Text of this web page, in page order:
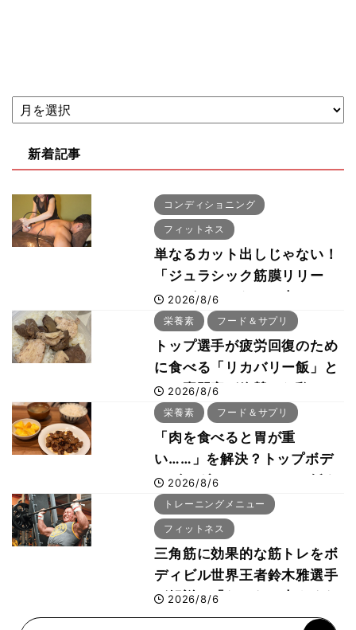
新着記事
コンディショニング
フィットネス
単なるカット出しじゃない！
「ジュラシック筋膜リリー
ス」が口コミだけで大ヒット
した納得の理由 木澤大祐が
解説
2026/8/6
栄養素 フード＆サプリ
トップ選手が疲労回復のため
に食べる「リカバリー飯」と
は？専門家が絶賛した鶏レバ
ー活用法
2026/8/6
栄養素 フード＆サプリ
「肉を食べると胃が重
い……」を解決？トップボデ
ィビルダーのリカバリー飯を
専門家がロジカル解説
2026/8/6
トレーニングメニュー
フィットネス
三角筋に効果的な筋トレをボ
ディビル世界王者鈴木雅選手
が解説！「なかなか大きくな
らない肩の鍛え方」前編
2026/8/6